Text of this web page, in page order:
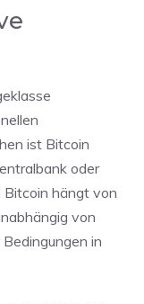
ist Bitcoin
oder
Bitcoin hängt von
von
in